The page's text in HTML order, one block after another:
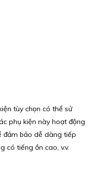
tùy chọn có thể sử
phụ kiện này hoạt động
đảm bảo dễ dàng tiếp
có tiếng ồn cao, v.v.